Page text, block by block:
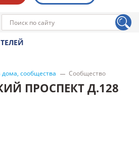
сообщества Сообщество
ПРОСПЕКТ Д.128